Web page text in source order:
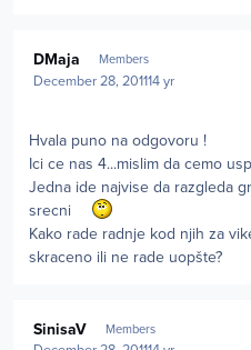
DMaja Members
December 28, 201114 yr
Hvala puno na odgovoru !
Ici ce nas 4...mislim da cemo
Jedna ide najvise da razgleda
srecni
Kako rade radnje kod njih za
skraceno ili ne rade uopšte?
SinisaV Members